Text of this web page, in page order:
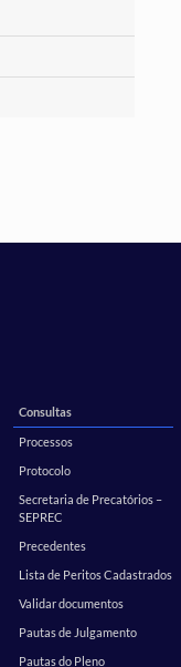
Consultas
Processos
Protocolo
Secretaria de Precatórios –
SEPREC
Precedentes
Lista de Peritos Cadastrados
Validar documentos
Pautas de Julgamento
Pautas do Pleno